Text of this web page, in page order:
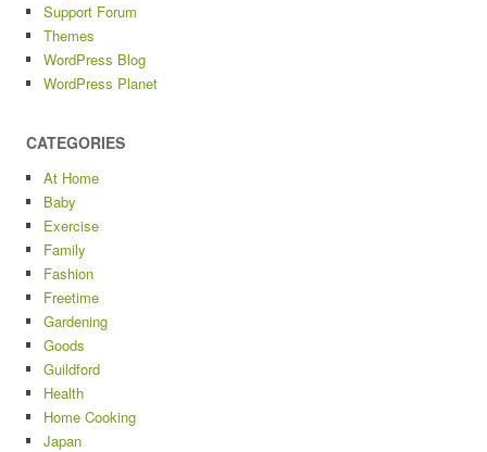
Support Forum
Themes
WordPress Blog
WordPress Planet
CATEGORIES
At Home
Baby
Exercise
Family
Fashion
Freetime
Gardening
Goods
Guildford
Health
Home Cooking
Japan